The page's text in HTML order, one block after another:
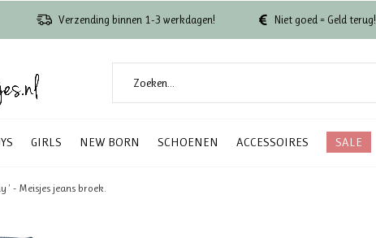
GIRLS NEW BORN SCHOENEN ACCESSOIRES SALE
Verzending binnen 1-3 werkdagen! Niet goed = Geld terug!
' - Meisjes jeans broek.